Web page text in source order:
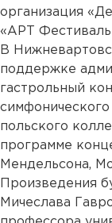
организация
«АРТ Фестиваль
В
поддержке
гастрольный
польского
программе
Мендельсона,
Произведения
Мичеслава